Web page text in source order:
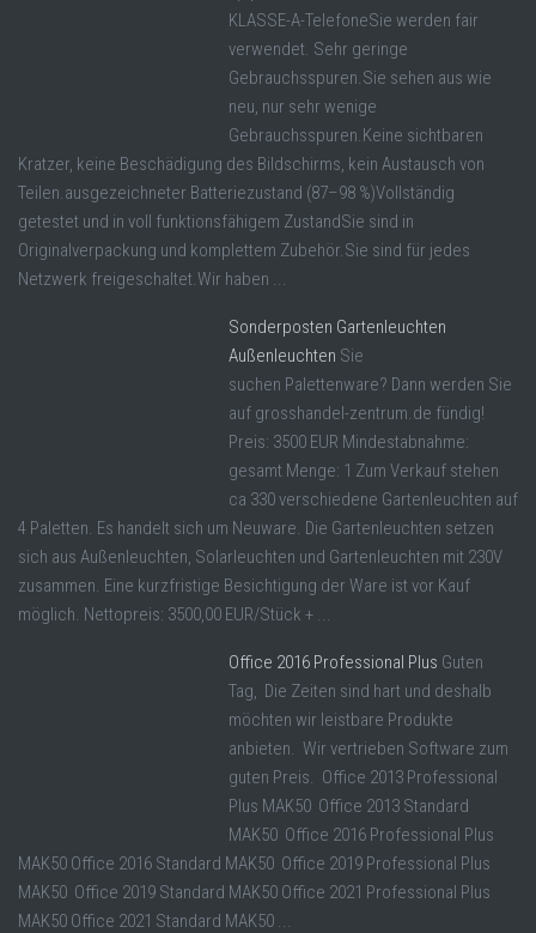
KLASSE-A-TelefoneSie werden fair
verwendet. Sehr geringe
Gebrauchsspuren.Sie sehen aus wie
neu, nur sehr wenige
Gebrauchsspuren.Keine sichtbaren
Kratzer, keine Beschädigung des Bildschirms, kein Austausch von
Teilen.ausgezeichneter Batteriezustand (87–98 %)Vollständig
getestet und in voll funktionsfähigem ZustandSie sind in
Originalverpackung und komplettem Zubehör.Sie sind für jedes
Netzwerk freigeschaltet.Wir haben ...
Sonderposten Gartenleuchten
Außenleuchten Sie
suchen Palettenware? Dann werden Sie
auf grosshandel-zentrum.de fündig!
Preis: 3500 EUR Mindestabnahme:
gesamt Menge: 1 Zum Verkauf stehen
ca 330 verschiedene Gartenleuchten auf
4 Paletten. Es handelt sich um Neuware. Die Gartenleuchten setzen
sich aus Außenleuchten, Solarleuchten und Gartenleuchten mit 230V
zusammen. Eine kurzfristige Besichtigung der Ware ist vor Kauf
möglich. Nettopreis: 3500,00 EUR/Stück + ...
Office 2016 Professional Plus Guten
Tag, Die Zeiten sind hart und deshalb
möchten wir leistbare Produkte
anbieten. Wir vertrieben Software zum
guten Preis. Office 2013 Professional
Plus MAK50 Office 2013 Standard
MAK50 Office 2016 Professional Plus
MAK50 Office 2016 Standard MAK50 Office 2019 Professional Plus
MAK50 Office 2019 Standard MAK50 Office 2021 Professional Plus
MAK50 Office 2021 Standard MAK50 ...